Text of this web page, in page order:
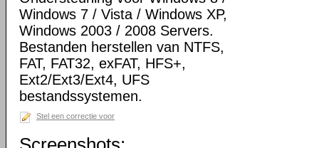
Windows 7 / Vista / Windows XP,
Windows 2003 / 2008 Servers.
Bestanden herstellen van NTFS,
FAT, FAT32, exFAT, HFS+,
Ext2/Ext3/Ext4, UFS
bestandssystemen.
Stel een correctie voor